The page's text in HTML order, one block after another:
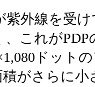
外線を受
これが
ドット
積がさらに